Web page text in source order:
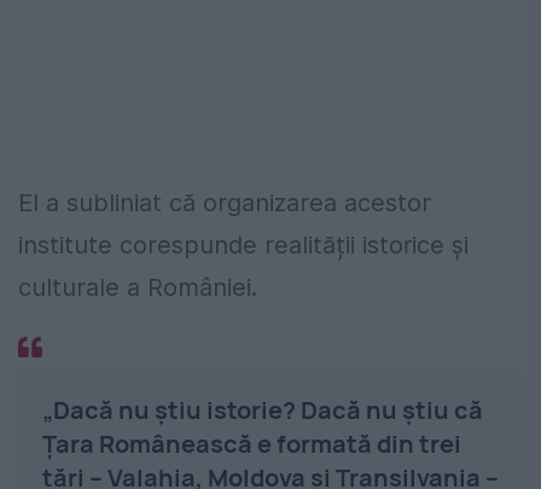
El a subliniat că organizarea acestor
institute corespunde realității istorice și
culturale a României.
„Dacă nu știu istorie? Dacă nu știu că
Țara Românească e formată din trei
țări – Valahia, Moldova și Transilvania –